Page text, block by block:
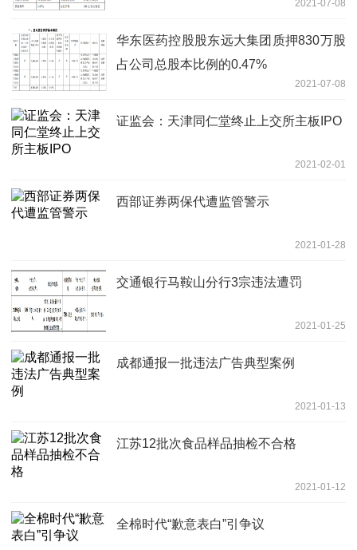
2021-07-08
华东医药控股股东远大集团质押830万股
占公司总股本比例的0.47%
2021-07-08
证监会：天津同仁堂终止上交所主板IPO
2021-02-01
西部证券两保代遭监管警示
2021-01-28
交通银行马鞍山分行3宗违法遭罚
2021-01-25
成都通报一批违法广告典型案例
2021-01-13
江苏12批次食品样品抽检不合格
2021-01-12
全棉时代“歉意表白”引争议